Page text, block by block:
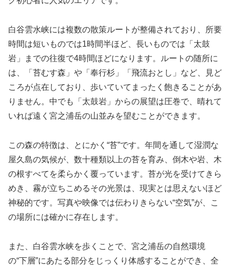
白谷雲水峡には複数の散策ルートが整備されており、所要
時間は短いものでは1時間半ほど、長いものでは「太鼓
岩」までの往復で4時間ほどになります。ルートの随所に
は、「苔むす森」や「奉行杉」「飛流おとし」など、見ど
ころが点在しており、歩いていてまったく飽きることがあ
りません。中でも「太鼓岩」からの展望は圧巻で、晴れて
いれば遠く宮之浦岳の山並みを望むことができます。
この森の特徴は、とにかく“苔”です。年間を通して湿潤な
屋久島の気候が、数十種類以上の苔を育み、倒木や岩、木
の根すべてを柔らかく覆っています。苔が光を受けてきら
めき、霧が立ちこめるその光景は、現実とは思えないほど
神秘的です。写真や映像では伝わりきらない“空気”が、こ
の場所には確かに存在します。
また、白谷雲水峡を歩くことで、宮之浦岳の自然環境
の“下層”にあたる部分をじっくり体感することができ、全